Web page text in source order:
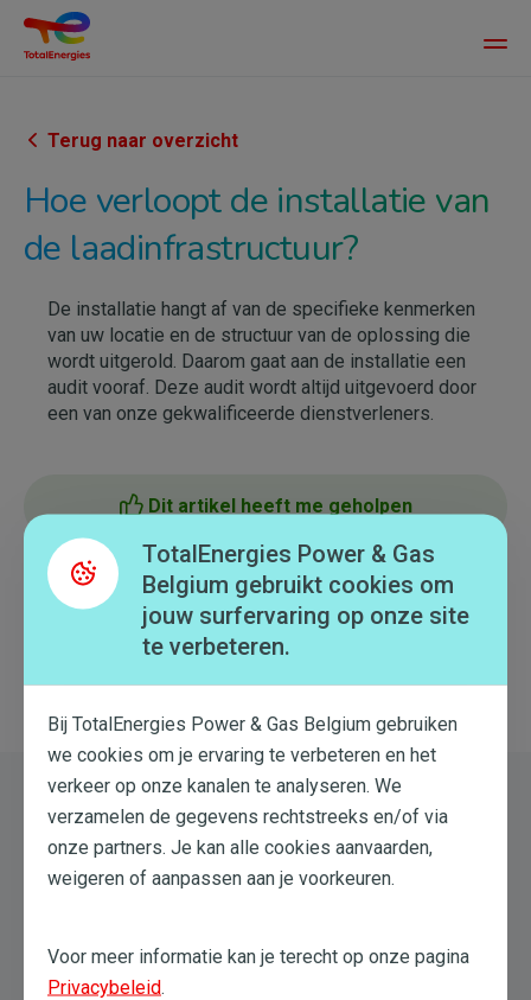
naar
inhoud
gaan
Main
Terug naar overzicht
Hoe verloopt de installatie van
de laadinfrastructuur?
De installatie hangt af van de specifieke kenmerken
van uw locatie en de structuur van de oplossing die
wordt uitgerold. Daarom gaat aan de installatie een
audit vooraf. Deze audit wordt altijd uitgevoerd door
een van onze gekwalificeerde dienstverleners.
Dit artikel heeft me geholpen
Dit artikel heeft me niet geholpen
Terug naar overzicht
Nog steeds hulp nodig?
Probeer een nieuwe zoekopdracht
TotalEnergies Power & Gas
Belgium gebruikt cookies om
jouw surfervaring op onze site
te verbeteren.
Bij TotalEnergies Power & Gas Belgium gebruiken
we cookies om je ervaring te verbeteren en het
verkeer op onze kanalen te analyseren. We
verzamelen de gegevens rechtstreeks en/of via
onze partners. Je kan alle cookies aanvaarden,
weigeren of aanpassen aan je voorkeuren.
Voor meer informatie kan je terecht op onze pagina
Privacybeleid.